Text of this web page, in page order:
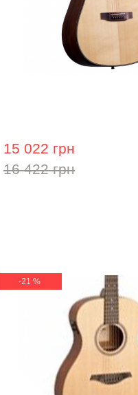
15 022 грн
16 422 грн
-21 %